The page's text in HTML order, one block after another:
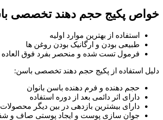
خواص پکیج حجم دهند تخصصی
استفاده از بهترین موارد اولیه
طبیعی بودن و ارگانیک بودن روغن ها
فرمول تست شده و منحصر بفرد فوق العاده
دلیل استفاده از پکیج حجم دهند تخصصی باسن:
حجم دهنده و فرم دهنده باسن بانوان
دارای اثر دائمی بعد از دوره استفاده
دارای بیشترین بازدهی در بین دیگر محصولات
جوان سازی پوست و ایجاد پوستی صاف و